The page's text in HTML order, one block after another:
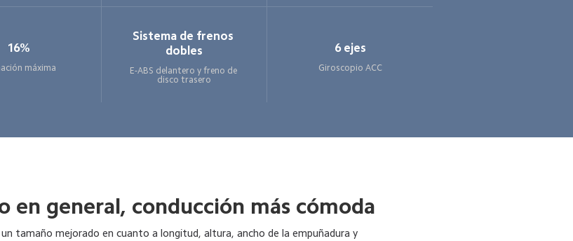
16%
máxima
Sistema de frenos
dobles
E-ABS delantero y freno de
disco trasero
6 ejes
Giroscopio ACC
en general, conducción más cómoda
tamaño mejorado en cuanto a longitud, altura, ancho de la empuñadura y